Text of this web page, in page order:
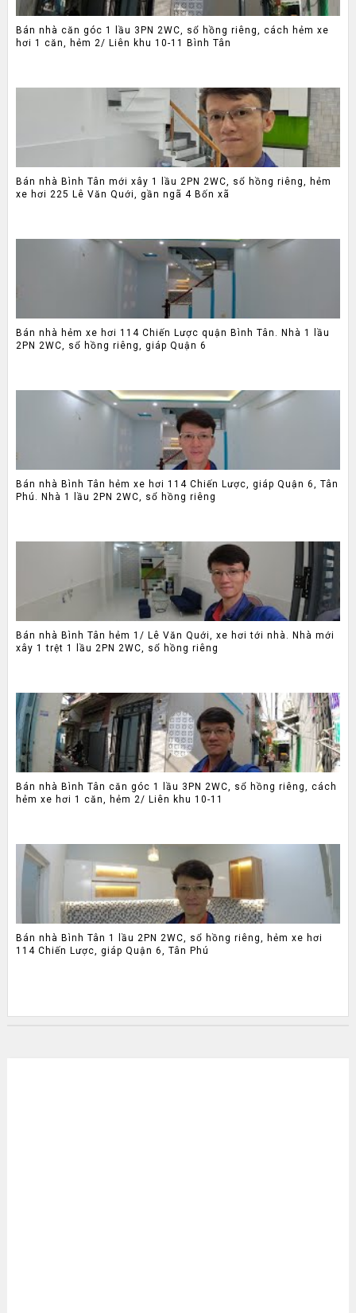
Bán nhà căn góc 1 lầu 3PN 2WC, sổ hồng riêng, cách hẻm xe
hơi 1 căn, hẻm 2/ Liên khu 10-11 Bình Tân
Bán nhà Bình Tân mới xây 1 lầu 2PN 2WC, sổ hồng riêng, hẻm
xe hơi 225 Lê Văn Quới, gần ngã 4 Bốn xã
Bán nhà hẻm xe hơi 114 Chiến Lược quận Bình Tân. Nhà 1 lầu
2PN 2WC, sổ hồng riêng, giáp Quận 6
Bán nhà Bình Tân hẻm xe hơi 114 Chiến Lược, giáp Quận 6, Tân
Phú. Nhà 1 lầu 2PN 2WC, sổ hồng riêng
Bán nhà Bình Tân hẻm 1/ Lê Văn Quới, xe hơi tới nhà. Nhà mới
xây 1 trệt 1 lầu 2PN 2WC, sổ hồng riêng
Bán nhà Bình Tân căn góc 1 lầu 3PN 2WC, sổ hồng riêng, cách
hẻm xe hơi 1 căn, hẻm 2/ Liên khu 10-11
Bán nhà Bình Tân 1 lầu 2PN 2WC, sổ hồng riêng, hẻm xe hơi
114 Chiến Lược, giáp Quận 6, Tân Phú